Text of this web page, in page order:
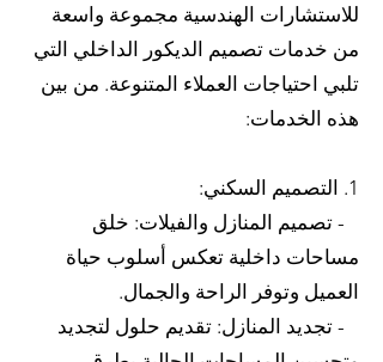
للاستشارات الهندسية مجموعة واسعة
من خدمات تصميم الديكور الداخلي التي
تلبي احتياجات العملاء المتنوعة. من بين
هذه الخدمات:
1. التصميم السكني:
- تصميم المنازل والفيلات: خلق
مساحات داخلية تعكس أسلوب حياة
العميل وتوفر الراحة والجمال.
- تجديد المنازل: تقديم حلول لتجديد